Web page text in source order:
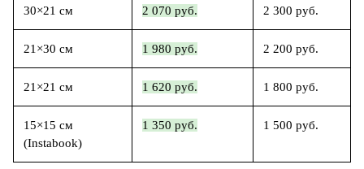
30×21 см 2 070 руб. 2 300 руб.
21×30 см 1 980 руб. 2 200 руб.
21×21 см 1 620 руб. 1 800 руб.
15×15 см
(Instabook)
1 350 руб. 1 500 руб.